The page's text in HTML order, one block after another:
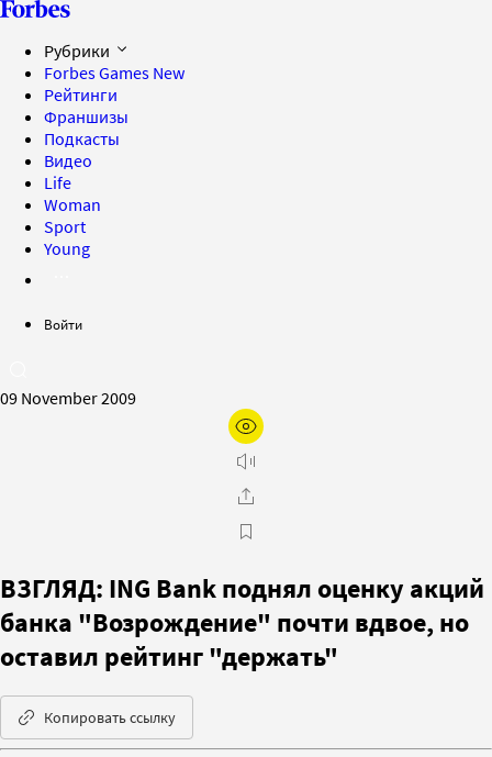
Рубрики
Forbes Games New
Рейтинги
Франшизы
Подкасты
Видео
Life
Woman
Sport
Young
Войти
09 November 2009
ВЗГЛЯД: ING Bank поднял оценку акций
банка "Возрождение" почти вдвое, но
оставил рейтинг "держать"
Копировать ссылку